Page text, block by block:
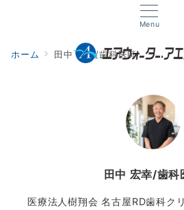
Menu
ホーム 田中 宏幸/歯科医師
田中 宏幸/歯科
医療法人樹翔会 名古屋RD歯科ク